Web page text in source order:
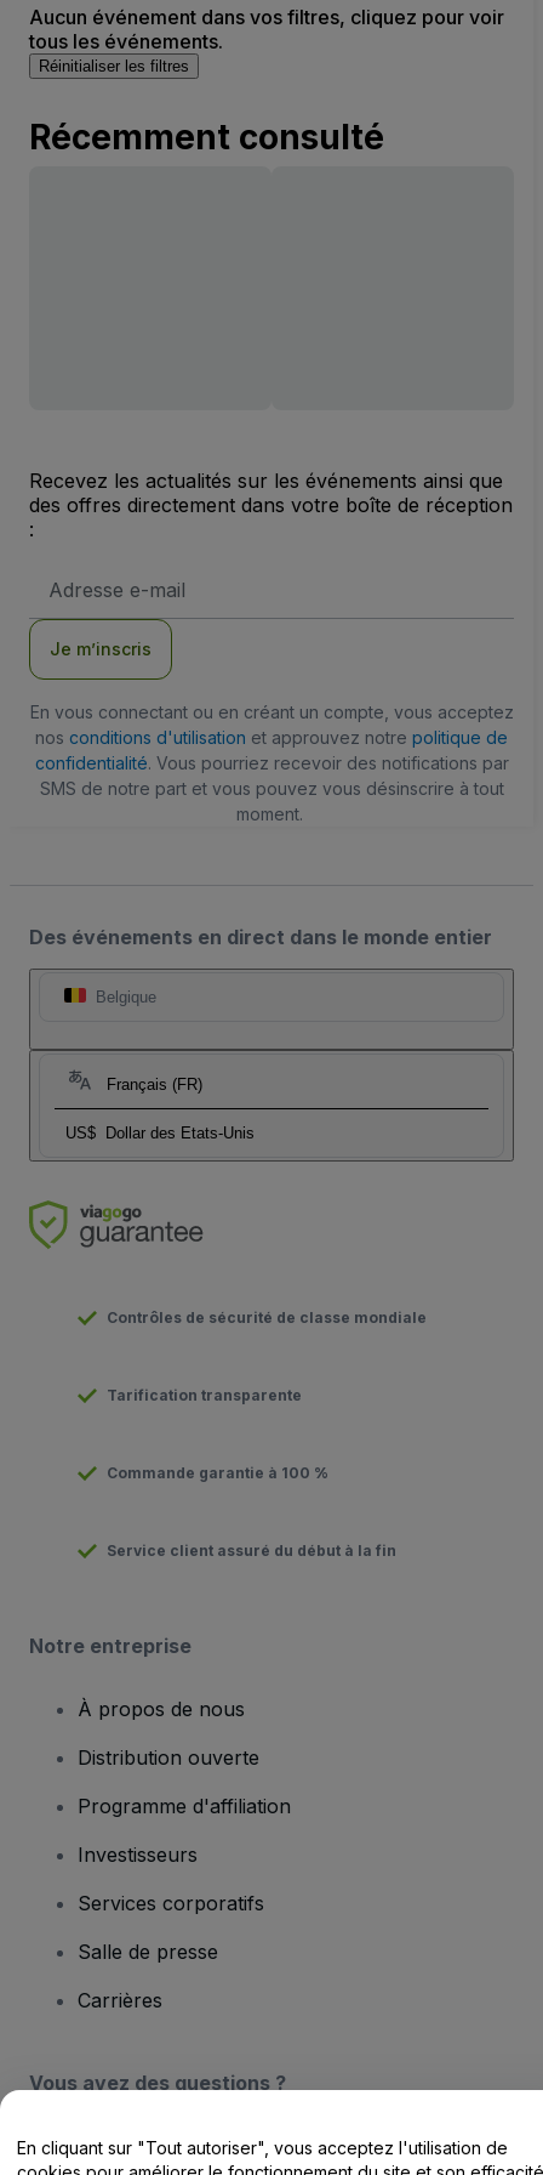
Aucun événement dans vos filtres, cliquez pour voir
tous les événements.
Réinitialiser les filtres
Récemment consulté
Recevez les actualités sur les événements ainsi que
des offres directement dans votre boîte de réception
:
e-
Je m’inscris
En vous connectant ou en créant un compte, vous acceptez
nos conditions d'utilisation et approuvez notre politique de
confidentialité. Vous pourriez recevoir des notifications par
SMS de notre part et vous pouvez vous désinscrire à tout
moment.
Des événements en direct dans le monde entier
Belgique
Français (FR)
US$ Dollar des Etats-Unis
Contrôles de sécurité de classe mondiale
Tarification transparente
Commande garantie à 100 %
Service client assuré du début à la fin
Notre entreprise
À propos de nous
Distribution ouverte
Programme d'affiliation
Investisseurs
Services corporatifs
Salle de presse
Carrières
Vous avez des questions ?
Centre d'assistance / Nous contacter
En cliquant sur "Tout autoriser", vous acceptez l'utilisation de